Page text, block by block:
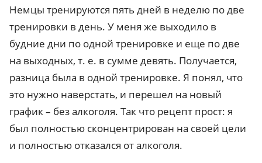
Немцы тренируются пять дней в неделю по две
тренировки в день. У меня же выходило в
будние дни по одной тренировке и еще по две
на выходных, т. е. в сумме девять. Получается,
разница была в одной тренировке. Я понял, что
это нужно наверстать, и перешел на новый
график – без алкоголя. Так что рецепт прост: я
был полностью сконцентрирован на своей цели
и полностью отказался от алкоголя.